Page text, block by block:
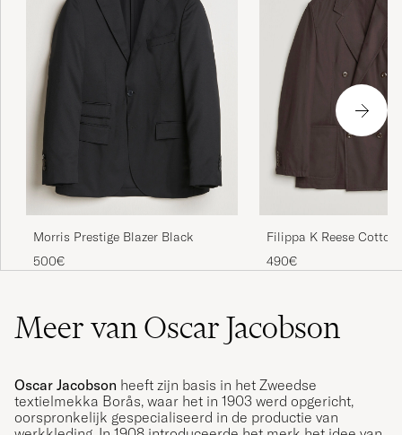
Morris Prestige Blazer Black
500€
Filippa K Reese Cotton
Breasted Blazer Dark
490€
Meer van Oscar Jacobson
Oscar Jacobson heeft zijn basis in het Zweedse
textielmekka Borås, waar het in 1903 werd opgericht,
oorspronkelijk gespecialiseerd in de productie van